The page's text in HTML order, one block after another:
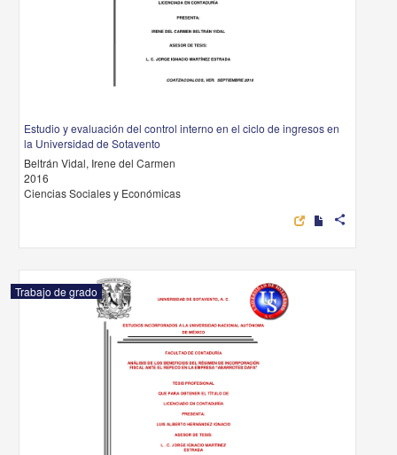
Estudio y evaluación del control interno en el ciclo de ingresos en
la Universidad de Sotavento
Beltrán Vidal, Irene del Carmen
2016
Ciencias Sociales y Económicas
share
Trabajo de grado